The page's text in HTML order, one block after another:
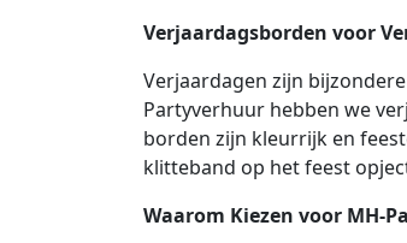
Verjaardagsborden voor
Verjaardagen zijn
Partyverhuur hebben we
borden zijn kleurrijk en
klitteband op het feest
Waarom Kiezen voor MH-